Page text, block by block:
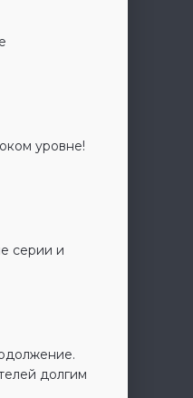
уровне!
серии и
долгим